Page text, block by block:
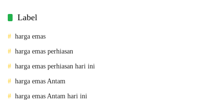
Label
harga emas
harga emas perhiasan
harga emas perhiasan hari ini
harga emas Antam
harga emas Antam hari ini